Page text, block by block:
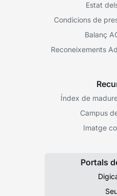
Estat
Condicions de
Balanç
Reconeixements
Índex de
Campus
Imatge
Portals